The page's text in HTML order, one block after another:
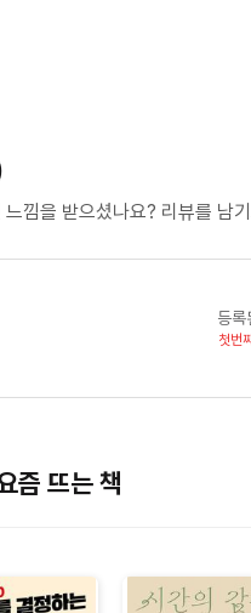
낌을 받으셨나요? 리뷰를 남
등록
첫번
즘 뜨는 책